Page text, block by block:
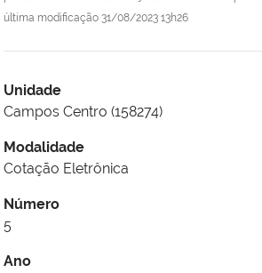
última modificação 31/08/2023 13h26
Unidade
Campos Centro (158274)
Modalidade
Cotação Eletrônica
Número
5
Ano